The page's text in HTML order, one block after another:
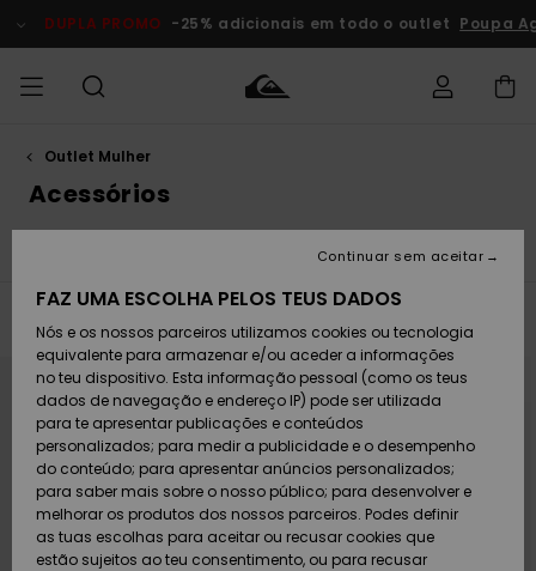
da
produtos
DUPLA PROMO -25% adicionais em todo o outlet Poupa
HOMEM
Calçado e
chinelos
Surfe/água
Snow
MENINO
Calçado e
chinelos
Surfe/água
Neve
MULHER
chegados
Highlights
Snow
SURF
Crianças
Highlights
Community
SNOW
Artigos
Criança
Snow Shop
Feminino
Highlights
DUPLA
PROMO
Criança
Outlet
Mulher
Devoluções
Pagamento
Cartão
presente
Quiksilver
Freedom
Outlet Mulher
Acessórios
Acessórios
Avançar
procurar
critérios
filtragem
Avançar
ordenar
FAZ UMA ESCOLHA PELOS TEUS DADOS
Nós e os nossos parceiros utilizamos cookies ou tecnologia
equivalente para armazenar e/ou aceder a informações
no teu dispositivo. Esta informação pessoal (como os teus
dados de navegação e endereço IP) pode ser utilizada
para te apresentar publicações e conteúdos
personalizados; para medir a publicidade e o desempenho
do conteúdo; para apresentar anúncios personalizados;
para saber mais sobre o nosso público; para desenvolver e
melhorar os produtos dos nossos parceiros. Podes definir
as tuas escolhas para aceitar ou recusar cookies que
estão sujeitos ao teu consentimento, ou para recusar
Continuar sem aceitar